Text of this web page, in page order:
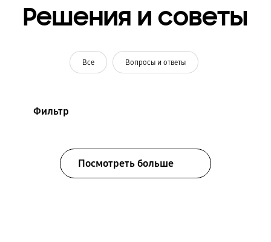
Решения и советы
Все Вопросы и ответы
Фильтр
Посмотреть больше